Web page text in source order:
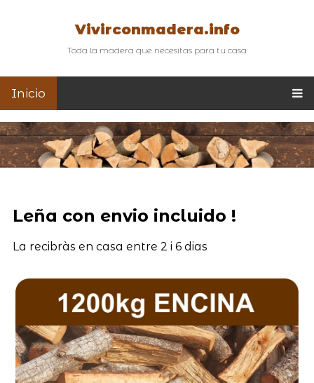
Vivirconmadera.info
Toda la madera que necesitas para tu casa
Inicio
Leña con envio incluido !
La recibràs en casa entre 2 i 6 dias